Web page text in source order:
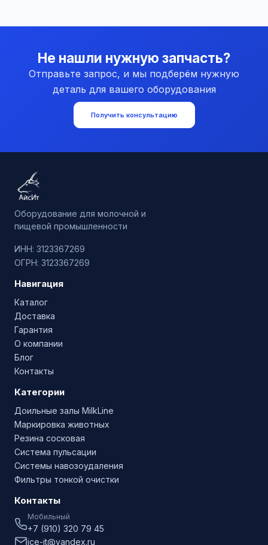
Не нашли нужную запчасть?
Отправьте запрос, и мы подберём нужную
деталь для вашего оборудования
Получить консультацию
Оборудование для молочной и
пищевой промышленности
ИНН: 3123367269
ОГРН: 3123367269
Навигация
Каталог
Доставка
Гарантия
О компании
Блог
Контакты
Категории
Доильные залы MilkLine
Маркировка животных
Резина сосковая
Система пульсации
Системы навозоудаления
Фильтры тонкой очистки
Контакты
Мобильный
+7 (910) 320 79 45
ice-it@yandex.ru